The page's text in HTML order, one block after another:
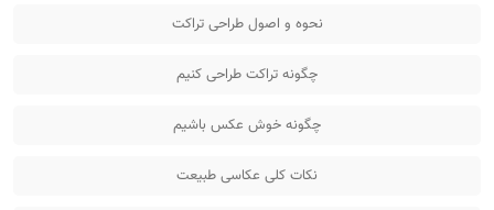
نحوه و اصول طراحی تراکت
چگونه تراکت طراحی کنیم
چگونه خوش عکس باشیم
نکات کلی عکاسی طبیعت